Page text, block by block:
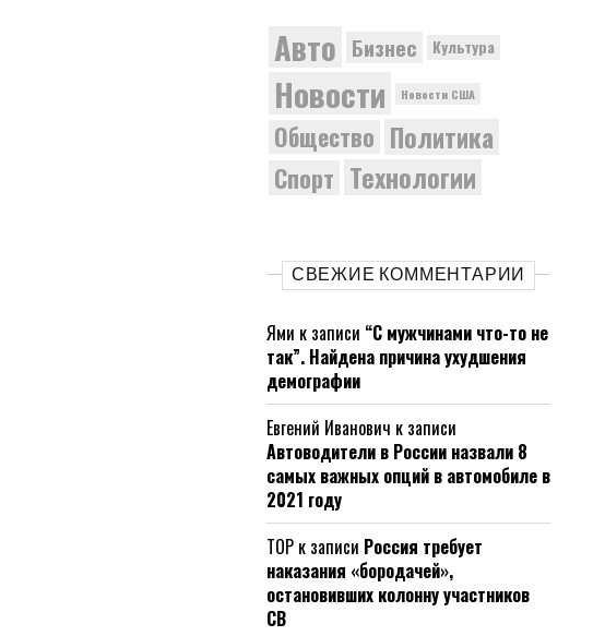
Авто Бизнес Культура
Новости Новости США
Общество Политика
Спорт Технологии
СВЕЖИЕ КОММЕНТАРИИ
Ями к записи “С мужчинами что-то не
так”. Найдена причина ухудшения
демографии
Евгений Иванович к записи
Автоводители в России назвали 8
самых важных опций в автомобиле в
2021 году
ТОР к записи Россия требует
наказания «бородачей»,
остановивших колонну участников
СВ